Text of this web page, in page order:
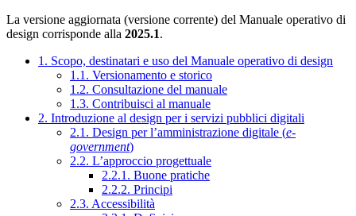
La versione aggiornata (versione corrente) del Manuale operativo di
design corrisponde alla 2025.1.
1. Scopo, destinatari e uso del Manuale operativo di design
1.1. Versionamento e storico
1.2. Consultazione del manuale
1.3. Contribuisci al manuale
2. Introduzione al design per i servizi pubblici digitali
2.1. Design per l’amministrazione digitale (e-
government)
2.2. L’approccio progettuale
2.2.1. Buone pratiche
2.2.2. Principi
2.3. Accessibilità